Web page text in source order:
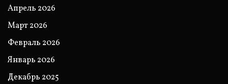
Апрель 2026
Март 2026
Февраль 2026
Январь 2026
Декабрь 2025